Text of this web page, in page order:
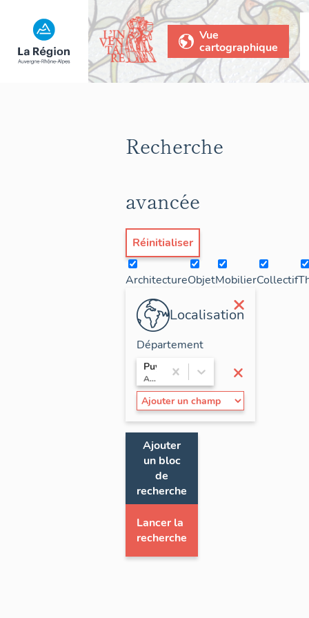
Vue
cartographique
Recherche
avancée
Réinitialiser
ArchitectureObjetMobilierCollectif
×
Localisation
×
Département
Puy-de-Dôme
Auvergne
Ajouter
un bloc
de
recherche
Lancer la
recherche